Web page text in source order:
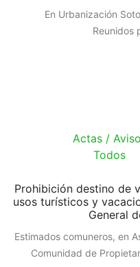
En Urbanización Soto
Reunidos
Actas /
Todos
Prohibición destino de
usos turísticos y
General
Estimados comuneros, en
Comunidad de